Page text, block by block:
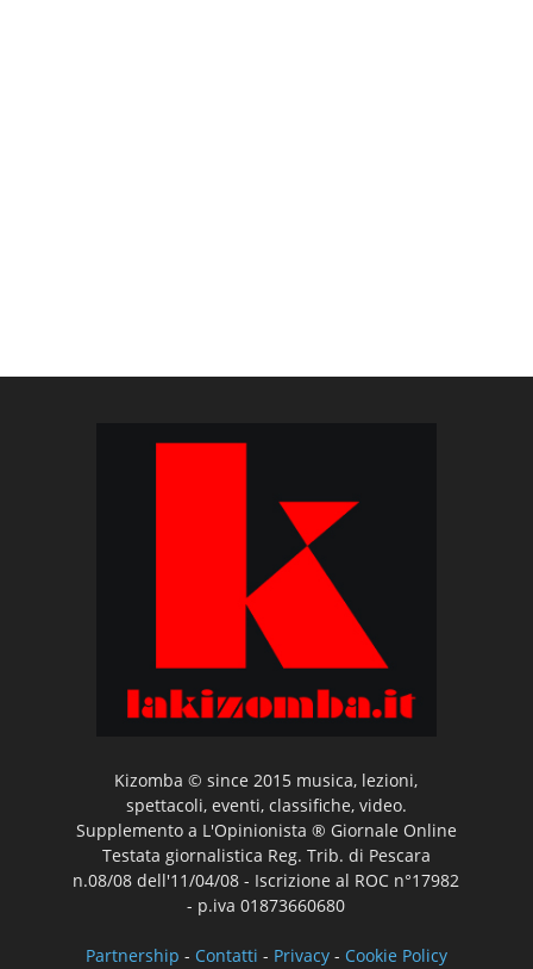
Kizomba © since 2015 musica, lezioni,
spettacoli, eventi, classifiche, video.
Supplemento a L'Opinionista ® Giornale Online
Testata giornalistica Reg. Trib. di Pescara
n.08/08 dell'11/04/08 - Iscrizione al ROC n°17982
- p.iva 01873660680
Partnership - Contatti - Privacy- Cookie Policy